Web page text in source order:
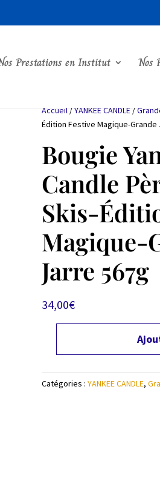
Prestations en Institut Nos
Accueil/YANKEE CANDLE/
Édition Festive Magique-Grande
Bougie
Candle
Skis-
Magique-
Jarre 567g
34,00€
Bougie
Yankee
Catégories : YANKEE CANDLE,